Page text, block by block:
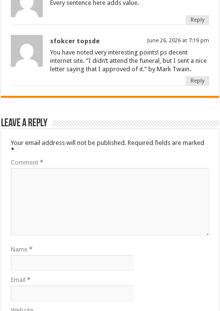
Every sentence here adds value.
Reply
sfokcer topsde June 26, 2026 at 7:19 pm
You have noted very interesting points! ps decent
internet site. “I didn’t attend the funeral, but I sent a nice
letter saying that I approved of it.” by Mark Twain.
Reply
Leave a Reply
Your email address will not be published. Required fields are marked
*
Comment*
Name*
Email*